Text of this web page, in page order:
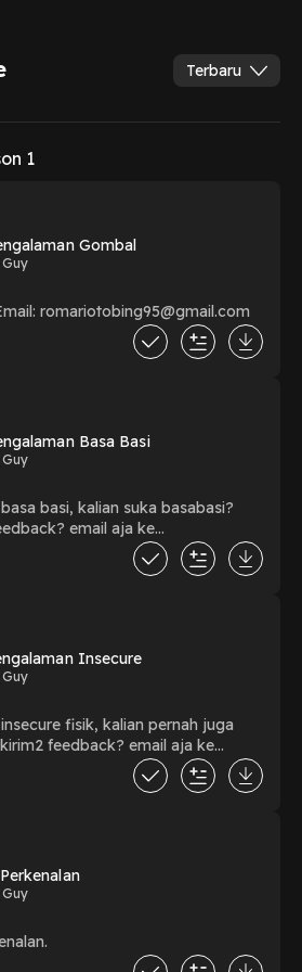
Terbaru
1
Gombal
romariotobing95@gmail.com
Basa Basi
basi, kalian suka basabasi?
email aja ke
Insecure
fisik, kalian pernah juga
feedback? email aja ke